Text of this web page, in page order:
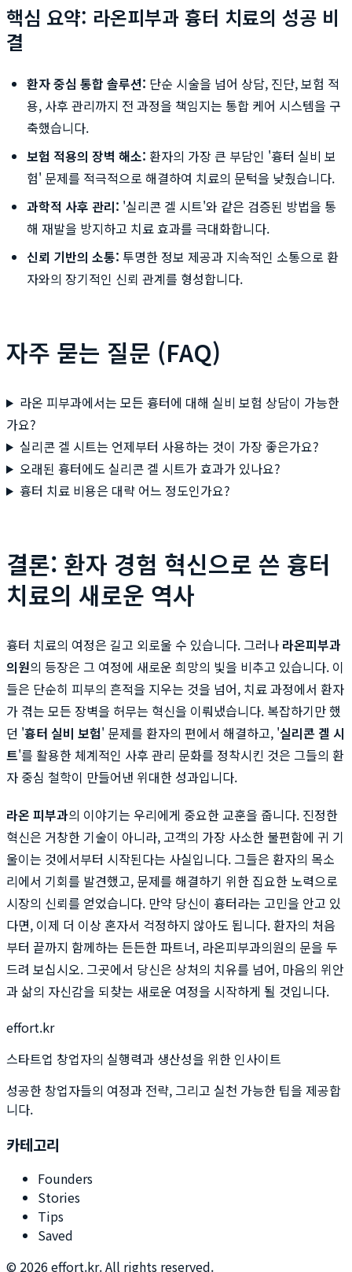
핵심 요약: 라온피부과 흉터 치료의 성공 비
결
환자 중심 통합 솔루션: 단순 시술을 넘어 상담, 진단, 보험 적
용, 사후 관리까지 전 과정을 책임지는 통합 케어 시스템을 구
축했습니다.
보험 적용의 장벽 해소: 환자의 가장 큰 부담인 '흉터 실비 보
험' 문제를 적극적으로 해결하여 치료의 문턱을 낮췄습니다.
과학적 사후 관리: '실리콘 겔 시트'와 같은 검증된 방법을 통
해 재발을 방지하고 치료 효과를 극대화합니다.
신뢰 기반의 소통: 투명한 정보 제공과 지속적인 소통으로 환
자와의 장기적인 신뢰 관계를 형성합니다.
자주 묻는 질문 (FAQ)
라온 피부과에서는 모든 흉터에 대해 실비 보험 상담이 가능한
가요?
실리콘 겔 시트는 언제부터 사용하는 것이 가장 좋은가요?
오래된 흉터에도 실리콘 겔 시트가 효과가 있나요?
흉터 치료 비용은 대략 어느 정도인가요?
결론: 환자 경험 혁신으로 쓴 흉터
치료의 새로운 역사
흉터 치료의 여정은 길고 외로울 수 있습니다. 그러나 라온피부과
의원의 등장은 그 여정에 새로운 희망의 빛을 비추고 있습니다. 이
들은 단순히 피부의 흔적을 지우는 것을 넘어, 치료 과정에서 환자
가 겪는 모든 장벽을 허무는 혁신을 이뤄냈습니다. 복잡하기만 했
던 '흉터 실비 보험' 문제를 환자의 편에서 해결하고, '실리콘 겔 시
트'를 활용한 체계적인 사후 관리 문화를 정착시킨 것은 그들의 환
자 중심 철학이 만들어낸 위대한 성과입니다.
라온 피부과의 이야기는 우리에게 중요한 교훈을 줍니다. 진정한
혁신은 거창한 기술이 아니라, 고객의 가장 사소한 불편함에 귀 기
울이는 것에서부터 시작된다는 사실입니다. 그들은 환자의 목소
리에서 기회를 발견했고, 문제를 해결하기 위한 집요한 노력으로
시장의 신뢰를 얻었습니다. 만약 당신이 흉터라는 고민을 안고 있
다면, 이제 더 이상 혼자서 걱정하지 않아도 됩니다. 환자의 처음
부터 끝까지 함께하는 든든한 파트너, 라온피부과의원의 문을 두
드려 보십시오. 그곳에서 당신은 상처의 치유를 넘어, 마음의 위안
과 삶의 자신감을 되찾는 새로운 여정을 시작하게 될 것입니다.
effort.kr
스타트업 창업자의 실행력과 생산성을 위한 인사이트
성공한 창업자들의 여정과 전략, 그리고 실천 가능한 팁을 제공합
니다.
카테고리
Founders
Stories
Tips
Saved
© 2026effort.kr. All rights reserved.